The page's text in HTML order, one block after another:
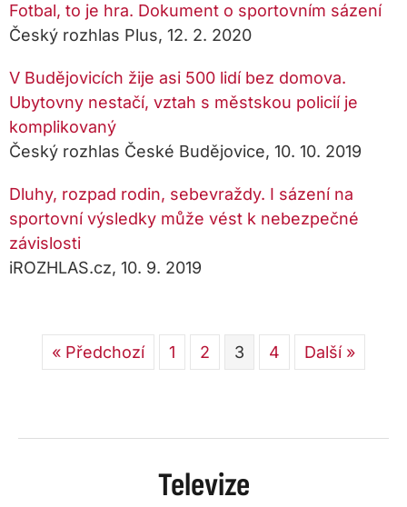
Fotbal, to je hra. Dokument o sportovním sázení
Český rozhlas Plus, 12. 2. 2020
V Budějovicích žije asi 500 lidí bez domova.
Ubytovny nestačí, vztah s městskou policií je
komplikovaný
Český rozhlas České Budějovice, 10. 10. 2019
Dluhy, rozpad rodin, sebevraždy. I sázení na
sportovní výsledky může vést k nebezpečné
závislosti
iROZHLAS.cz, 10. 9. 2019
« Předchozí 1 2 3 4 Další »
Televize